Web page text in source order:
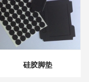
硅胶脚垫